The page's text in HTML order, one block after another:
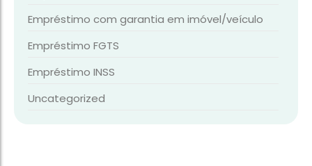
Empréstimo com garantia em imóvel/veículo
Empréstimo FGTS
Empréstimo INSS
Uncategorized